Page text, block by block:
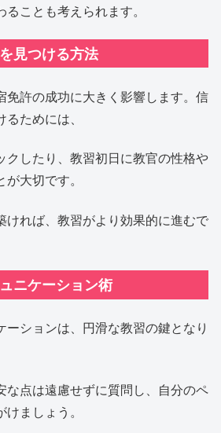
ことも考えられます。
見つける方法
免許の成功に大きく影響します。信
ためには、
クしたり、教習初日に教官の性格や
大切です。
ければ、教習がより効果的に進むで
ニケーション術
ションは、円滑な教習の鍵となり
な点は遠慮せずに質問し、自分のペ
ましょう。